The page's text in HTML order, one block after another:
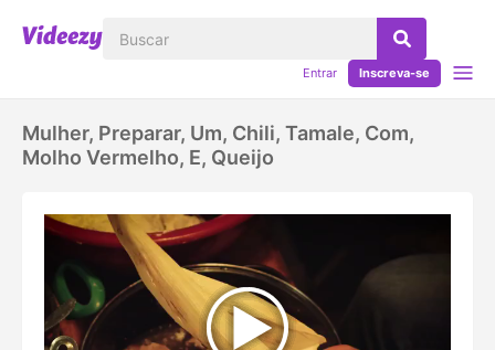
Entrar Inscreva-se
Mulher, Preparar, Um, Chili, Tamale, Com,
Molho Vermelho, E, Queijo